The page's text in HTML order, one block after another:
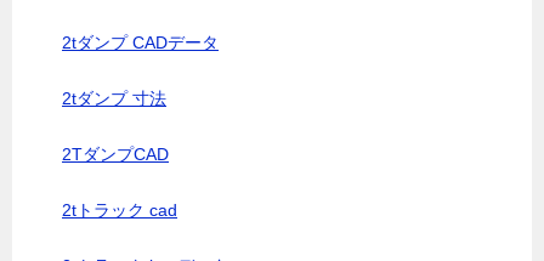
2tダンプ CADデータ
2tダンプ 寸法
2TダンプCAD
2tトラック cad